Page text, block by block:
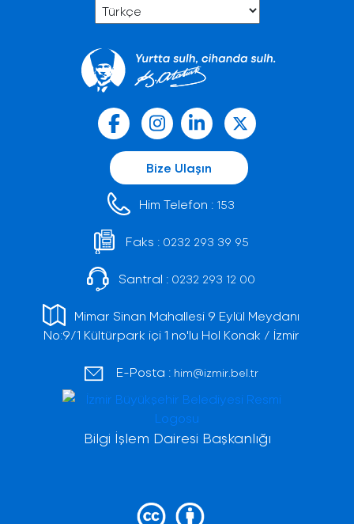
Bize Ulaşın
Him Telefon : 153
Faks : 0232 293 39 95
Santral : 0232 293 12 00
Mimar Sinan Mahallesi 9 Eylül Meydanı
No:9/1 Kültürpark içi 1 no'lu Hol Konak / İzmir
E-Posta : him@izmir.bel.tr
Bilgi İşlem Dairesi Başkanlığı